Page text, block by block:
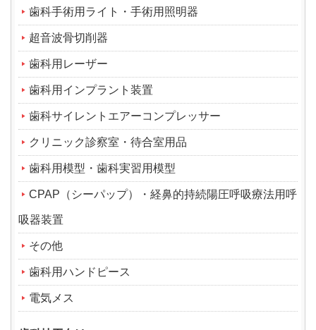
歯科手術用ライト・手術用照明器
超音波骨切削器
歯科用レーザー
歯科用インプラント装置
歯科サイレントエアーコンプレッサー
クリニック診察室・待合室用品
歯科用模型・歯科実習用模型
CPAP（シーパップ）・経鼻的持続陽圧呼吸療法用呼
吸器装置
その他
歯科用ハンドピース
電気メス